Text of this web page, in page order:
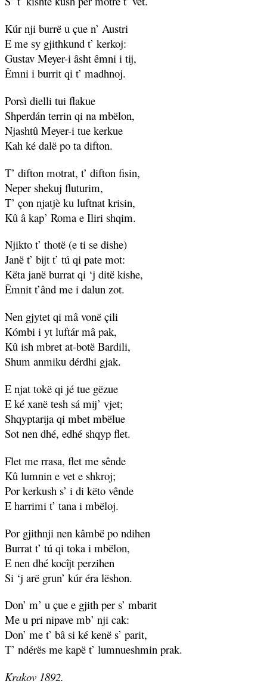
Kúr nji burrë u çue n’ Austri
E me sy gjithkund t’ kerkoj:
Gustav Meyer-i âsht êmni i tij,
Êmni i burrit qi t’ madhnoj.
Porsì dielli tui flakue
Shperdán terrin qi na mbëlon,
Njashtû Meyer-i tue kerkue
Kah ké dalë po ta difton.
T’ difton motrat, t’ difton fisin,
Neper shekuj fluturim,
T’ çon njatjè ku luftnat krisin,
Kû â kap’ Roma e Iliri shqim.
Njikto t’ thotë (e ti se dishe)
Janë t’ bijt t’ tú qi pate mot:
Këta janë burrat qi ‘j ditë kishe,
Êmnit t’ând me i dalun zot.
Nen gjytet qi mâ vonë çili
Kómbi i yt luftár mâ pak,
Kû ish mbret at-botë Bardili,
Shum anmiku dérdhi gjak.
E njat tokë qi jé tue gëzue
E ké xanë tesh sá mij’ vjet;
Shqyptarija qi mbet mbëlue
Sot nen dhé, edhé shqyp flet.
Flet me rrasa, flet me sênde
Kû lumnin e vet e shkroj;
Por kerkush s’ i di këto vênde
E harrimi t’ tana i mbëloj.
Por gjithnji nen kâmbë po ndihen
Burrat t’ tú qi toka i mbëlon,
E nen dhé kocîjt perzihen
Si ‘j arë grun’ kúr éra lëshon.
Don’ m’ u çue e gjith per s’ mbarit
Me u pri nipave mb’ nji cak:
Don’ me t’ bâ si ké kenë s’ parit,
T’ ndérës me kapë t’ lumnueshmin prak.
Krakov 1892.